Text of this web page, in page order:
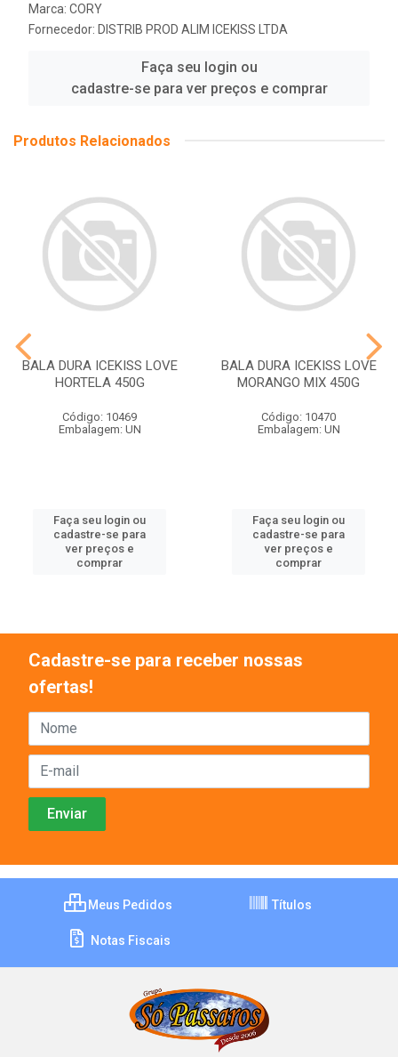
Marca: CORY
Fornecedor: DISTRIB PROD ALIM ICEKISS LTDA
Faça seu login ou
cadastre-se para ver preços e comprar
Produtos Relacionados
BALA DURA ICEKISS LOVE
HORTELA 450G
Código: 10469
Embalagem: UN
Faça seu login ou
cadastre-se para
ver preços e
comprar
BALA DURA ICEKISS LOVE
MORANGO MIX 450G
Código: 10470
Embalagem: UN
Faça seu login ou
cadastre-se para
ver preços e
comprar
Cadastre-se para receber nossas
ofertas!
Meus Pedidos Títulos
Notas Fiscais